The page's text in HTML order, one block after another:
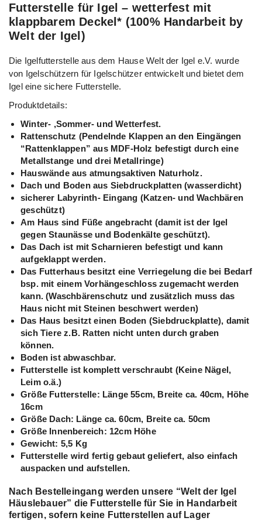
Futterstelle für Igel – wetterfest mit
klappbarem Deckel* (100% Handarbeit by
Welt der Igel)
Die Igelfutterstelle aus dem Hause Welt der Igel e.V. wurde
von Igelschützern für Igelschützer entwickelt und bietet dem
Igel eine sichere Futterstelle.
Produktdetails:
Winter- ,Sommer- und Wetterfest.
Rattenschutz (Pendelnde Klappen an den Eingängen
“Rattenklappen” aus MDF-Holz befestigt durch eine
Metallstange und drei Metallringe)
Hauswände aus atmungsaktiven Naturholz.
Dach und Boden aus Siebdruckplatten (wasserdicht)
sicherer Labyrinth- Eingang (Katzen- und Wachbären
geschützt)
Am Haus sind Füße angebracht (damit ist der Igel
gegen Staunässe und Bodenkälte geschützt).
Das Dach ist mit Scharnieren befestigt und kann
aufgeklappt werden.
Das Futterhaus besitzt eine Verriegelung die bei Bedarf
bsp. mit einem Vorhängeschloss zugemacht werden
kann. (Waschbärenschutz und zusätzlich muss das
Haus nicht mit Steinen beschwert werden)
Das Haus besitzt einen Boden (Siebdruckplatte), damit
sich Tiere z.B. Ratten nicht unten durch graben
können.
Boden ist abwaschbar.
Futterstelle ist komplett verschraubt (Keine Nägel,
Leim o.ä.)
Größe Futterstelle: Länge 55cm, Breite ca. 40cm, Höhe
16cm
Größe Dach: Länge ca. 60cm, Breite ca. 50cm
Größe Innenbereich: 12cm Höhe
Gewicht: 5,5 Kg
Futterstelle wird fertig gebaut geliefert, also einfach
auspacken und aufstellen.
Nach Bestelleingang werden unsere “Welt der Igel
Häuslebauer” die Futterstelle für Sie in Handarbeit
fertigen, sofern keine Futterstellen auf Lager